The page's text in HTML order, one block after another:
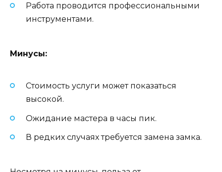
Работа проводится профессиональными
инструментами.
Минусы:
Стоимость услуги может показаться
высокой.
Ожидание мастера в часы пик.
В редких случаях требуется замена замка.